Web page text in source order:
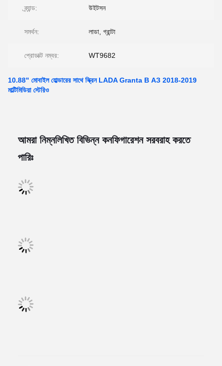
ব্র্যান্ড: উইটসন
সমর্থন: লাডা, গ্রান্টা
প্রোডাক্ট নম্বর: WT9682
10.88" মোবাইল হোল্ডারের সাথে স্ক্রিন LADA Granta В АЗ 2018-2019
মাল্টিমিডিয়া স্টেরিও
আমরা নিম্নলিখিত বিভিন্ন কনফিগারেশন সরবরাহ করতে
পারিঃ